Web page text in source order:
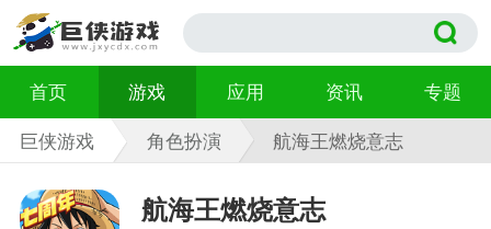
首页 游戏 应用 资讯
专题
巨侠游戏
角色扮演
航海王燃烧意志
航海王燃烧意志